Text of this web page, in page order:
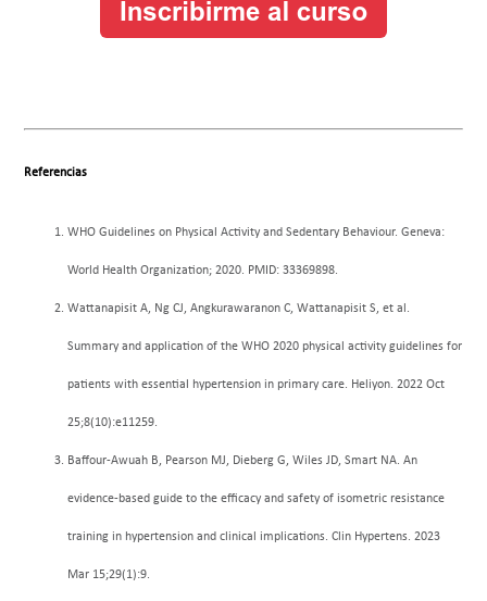
Referencias
WHO Guidelines on Physical Activity and Sedentary Behaviour. Geneva:
World Health Organization; 2020. PMID: 33369898.
Wattanapisit A, Ng CJ, Angkurawaranon C, Wattanapisit S, et al.
Summary and application of the WHO 2020 physical activity guidelines for
patients with essential hypertension in primary care. Heliyon. 2022 Oct
25;8(10):e11259.
Baffour-Awuah B, Pearson MJ, Dieberg G, Wiles JD, Smart NA. An
evidence-based guide to the efficacy and safety of isometric resistance
training in hypertension and clinical implications. Clin Hypertens. 2023
Mar 15;29(1):9.